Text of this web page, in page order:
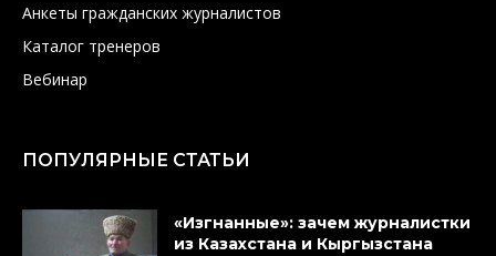
Анкеты гражданских журналистов
Каталог тренеров
Вебинар
ПОПУЛЯРНЫЕ СТАТЬИ
«Изгнанные»: зачем журналистки
из Казахстана и Кыргызстана